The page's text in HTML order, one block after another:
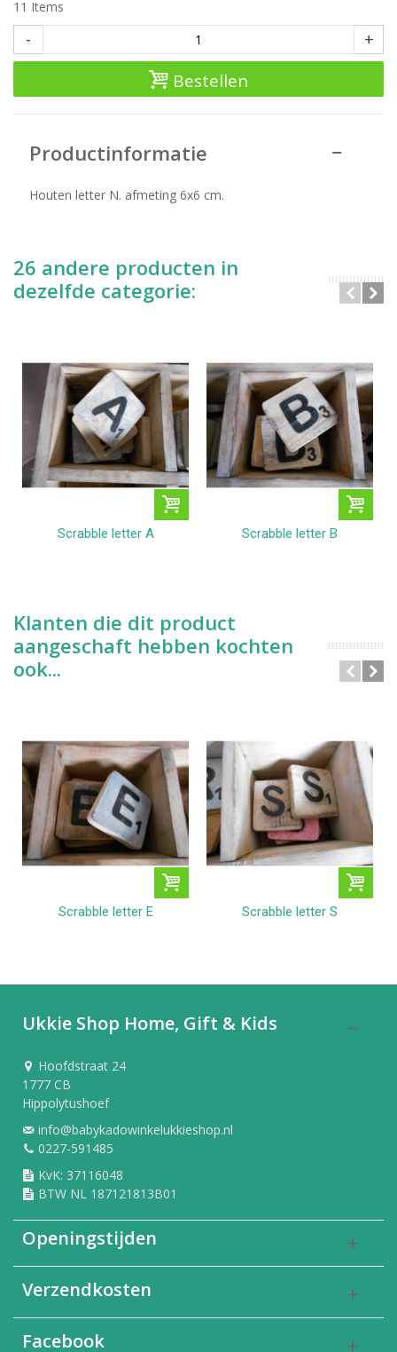
11 Items
- +
Bestellen
Productinformatie
Houten letter N. afmeting 6x6 cm.
26 andere producten in
dezelfde categorie:
Scrabble letter A Scrabble letter B
Klanten die dit product
aangeschaft hebben kochten
ook...
Scrabble letter E Scrabble letter S
Ukkie Shop Home, Gift & Kids
Hoofdstraat 24
1777 CB
Hippolytushoef
info@babykadowinkelukkieshop.nl
0227-591485
KvK: 37116048
BTW NL 187121813B01
Openingstijden
Verzendkosten
Facebook